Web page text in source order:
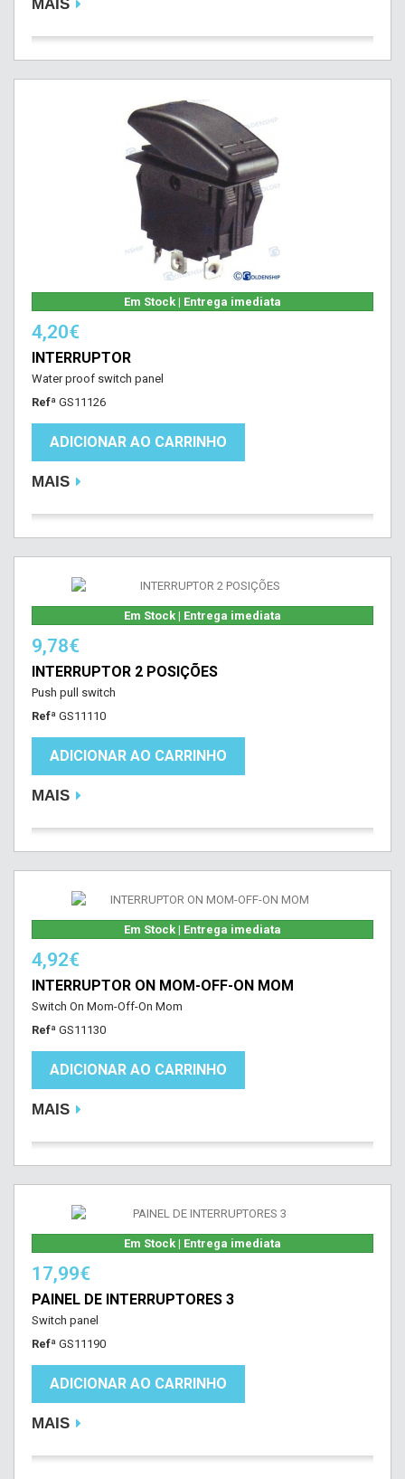
MAIS
Em Stock | Entrega imediata
4,20€
INTERRUPTOR
Water proof switch panel
Refª GS11126
ADICIONAR AO CARRINHO
MAIS
Em Stock | Entrega imediata
9,78€
INTERRUPTOR 2 POSIÇÕES
Push pull switch
Refª GS11110
ADICIONAR AO CARRINHO
MAIS
Em Stock | Entrega imediata
4,92€
INTERRUPTOR ON MOM-OFF-ON MOM
Switch On Mom-Off-On Mom
Refª GS11130
ADICIONAR AO CARRINHO
MAIS
Em Stock | Entrega imediata
17,99€
PAINEL DE INTERRUPTORES 3
Switch panel
Refª GS11190
ADICIONAR AO CARRINHO
MAIS